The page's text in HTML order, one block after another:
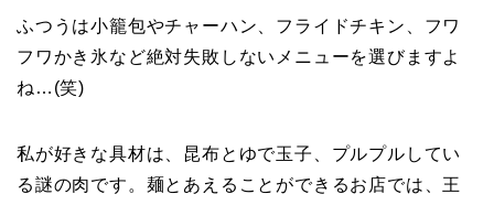
ふつうは小籠包やチャーハン、フライドチキン、フワ
フワかき氷など絶対失敗しないメニューを選びますよ
ね…(笑)
私が好きな具材は、昆布とゆで玉子、プルプルしてい
る謎の肉です。麺とあえることができるお店では、王